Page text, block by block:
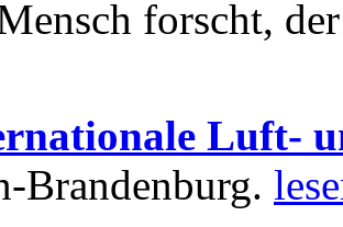
forscht,
Luft-
Brandenburg.